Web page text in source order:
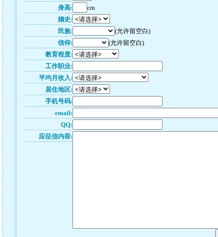
身高:
cm
婚史:
民族:
(允许留空白)
信仰:
(允许留空白)
教育程度:
工作职业:
平均月收入:
居住地区:
手机号码:
email:
QQ:
应征信内容: